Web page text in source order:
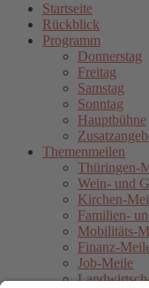
Startseite
Rückblick
Programm
Donnerstag
Freitag
Samstag
Sonntag
Hauptbühne
Themenmeilen
Thüringen-
Wein- und
Kirchen-
Familien-
Mobilitäts-
Finanz-
Job-Meile